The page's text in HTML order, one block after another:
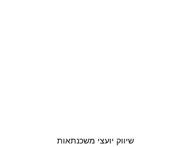
שיווק יועצי משכנתאות